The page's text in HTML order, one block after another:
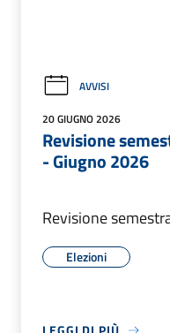
AVVISI
20 GIUGNO 2026
Revisione
- Giugno 2026
Revisione
Elezioni